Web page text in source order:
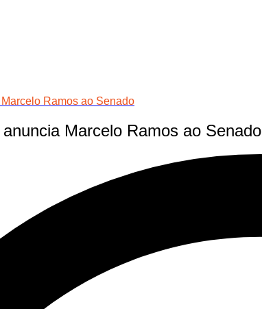
Ramos ao Senado
Marcelo Ramos ao Senado